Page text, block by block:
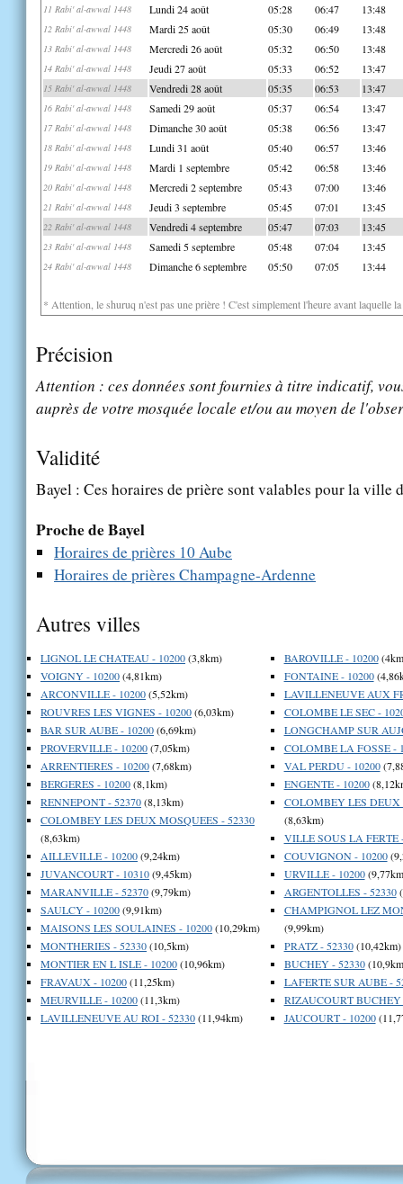
11 Rabi' al-awwal 1448 Lundi 24 août 05:28 06:47 13:48
12 Rabi' al-awwal 1448 Mardi 25 août 05:30 06:49 13:48
13 Rabi' al-awwal 1448 Mercredi 26 août 05:32 06:50 13:48
14 Rabi' al-awwal 1448 Jeudi 27 août 05:33 06:52 13:47
15 Rabi' al-awwal 1448 Vendredi 28 août 05:35 06:53 13:47
16 Rabi' al-awwal 1448 Samedi 29 août 05:37 06:54 13:47
17 Rabi' al-awwal 1448 Dimanche 30 août 05:38 06:56 13:47
18 Rabi' al-awwal 1448 Lundi 31 août 05:40 06:57 13:46
19 Rabi' al-awwal 1448 Mardi 1 septembre 05:42 06:58 13:46
20 Rabi' al-awwal 1448 Mercredi 2 septembre 05:43 07:00 13:46
21 Rabi' al-awwal 1448 Jeudi 3 septembre 05:45 07:01 13:45
22 Rabi' al-awwal 1448 Vendredi 4 septembre 05:47 07:03 13:45
23 Rabi' al-awwal 1448 Samedi 5 septembre 05:48 07:04 13:45
24 Rabi' al-awwal 1448 Dimanche 6 septembre 05:50 07:05 13:44
* Attention, le shuruq n'est pas une prière ! C'est simplement l'heure avant laquelle
Précision
Attention : ces données sont fournies à titre indicatif,
auprès de votre mosquée locale et/ou au moyen de
Validité
Bayel : Ces horaires de prière sont valables pour la ville
Proche de Bayel
Horaires de prières 10 Aube
Horaires de prières Champagne-Ardenne
Autres villes
LIGNOL LE CHATEAU - 10200(3,8km)
VOIGNY - 10200(4,81km)
ARCONVILLE - 10200(5,52km)
ROUVRES LES VIGNES - 10200(6,03km)
BAR SUR AUBE - 10200(6,69km)
PROVERVILLE - 10200(7,05km)
ARRENTIERES - 10200(7,68km)
BERGERES - 10200(8,1km)
RENNEPONT - 52370(8,13km)
COLOMBEY LES DEUX MOSQUEES - 52330
(8,63km)
AILLEVILLE - 10200(9,24km)
JUVANCOURT - 10310(9,45km)
MARANVILLE - 52370(9,79km)
SAULCY - 10200(9,91km)
MAISONS LES SOULAINES - 10200(10,29km)
MONTHERIES - 52330(10,5km)
MONTIER EN L ISLE - 10200(10,96km)
FRAVAUX - 10200(11,25km)
MEURVILLE - 10200(11,3km)
LAVILLENEUVE AU ROI - 52330(11,94km)
BAROVILLE - 10200
FONTAINE - 10200
LAVILLENEUVE AUX
COLOMBE LE SEC -
LONGCHAMP SUR
COLOMBE LA FOSSE -
VAL PERDU - 10200
ENGENTE - 10200
COLOMBEY LES DEUX
(8,63km)
VILLE SOUS LA FERTE
COUVIGNON - 10200
URVILLE - 10200
ARGENTOLLES - 52330
CHAMPIGNOL LEZ
(9,99km)
PRATZ - 52330(10,42km)
BUCHEY - 52330
LAFERTE SUR AUBE -
RIZAUCOURT BUCHEY
JAUCOURT - 10200